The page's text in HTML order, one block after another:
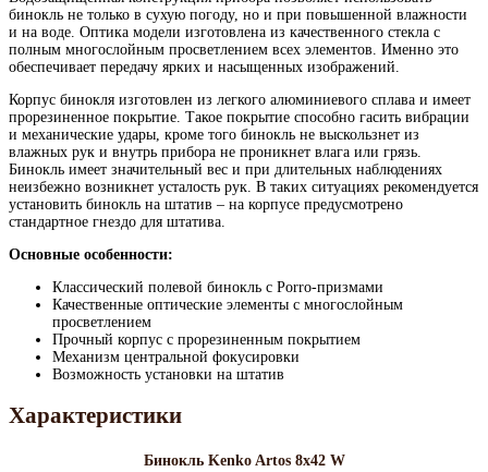
бинокль не только в сухую погоду, но и при повышенной влажности
и на воде. Оптика модели изготовлена из качественного стекла с
полным многослойным просветлением всех элементов. Именно это
обеспечивает передачу ярких и насыщенных изображений.
Корпус бинокля изготовлен из легкого алюминиевого сплава и имеет
прорезиненное покрытие. Такое покрытие способно гасить вибрации
и механические удары, кроме того бинокль не выскользнет из
влажных рук и внутрь прибора не проникнет влага или грязь.
Бинокль имеет значительный вес и при длительных наблюдениях
неизбежно возникнет усталость рук. В таких ситуациях рекомендуется
установить бинокль на штатив – на корпусе предусмотрено
стандартное гнездо для штатива.
Основные особенности:
Классический полевой бинокль с Porro-призмами
Качественные оптические элементы с многослойным
просветлением
Прочный корпус с прорезиненным покрытием
Механизм центральной фокусировки
Возможность установки на штатив
Характеристики
Бинокль Kenko Artos 8x42 W